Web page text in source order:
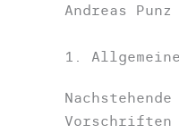
Andreas
1.
Vorschriften